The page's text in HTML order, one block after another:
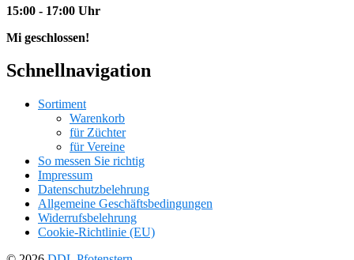
15:00 - 17:00 Uhr
Mi geschlossen!
Schnellnavigation
Sortiment
Warenkorb
für Züchter
für Vereine
So messen Sie richtig
Impressum
Datenschutzbelehrung
Allgemeine Geschäftsbedingungen
Widerrufsbelehrung
Cookie-Richtlinie (EU)